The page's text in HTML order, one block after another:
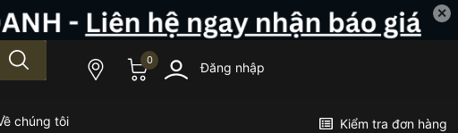
✕
0 Đăng nhập
chúng tôi Kiểm tra đơn hàng